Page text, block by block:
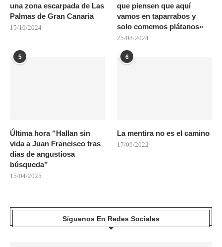
una zona escarpada de Las
Palmas de Gran Canaria
15/10/2024
que piensen que aquí
vamos en taparrabos y
solo comemos plátanos»
25/08/2024
5
Última hora “Hallan sin
vida a Juan Francisco tras
días de angustiosa
búsqueda”
15/04/2025
6
La mentira no es el camino
17/09/2022
Síguenos En Redes Sociales